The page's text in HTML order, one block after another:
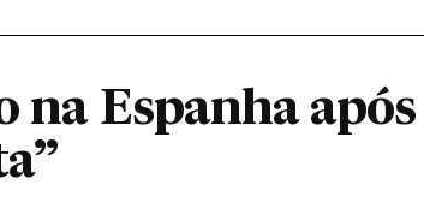
na Espanha